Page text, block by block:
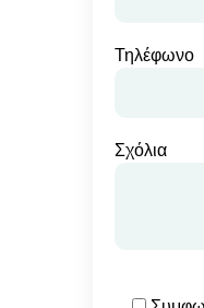
Τηλέφωνο
Σχόλια